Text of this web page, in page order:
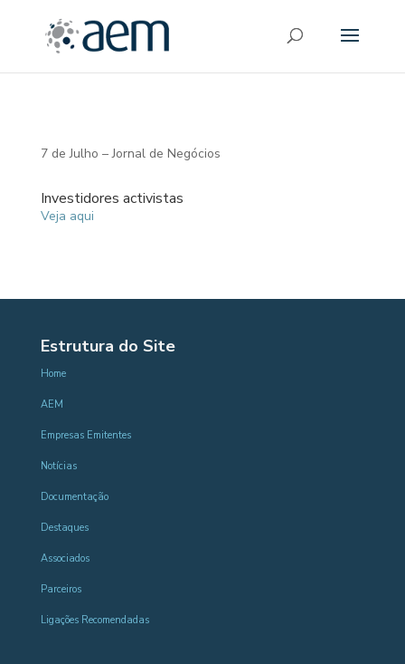
7 de Julho – Jornal de Negócios
Investidores activistas
Veja aqui
Estrutura do Site
Home
AEM
Empresas Emitentes
Notícias
Documentação
Destaques
Associados
Parceiros
Ligações Recomendadas